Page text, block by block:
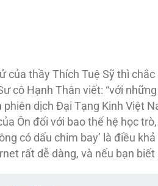
của thầy Thích Tuệ Sỹ thì
cô Hạnh Thân viết: “với
phiên dịch Đại Tạng Kinh Việt
Ôn đối với bao thế hệ học
có dấu chim bay’ là điều
rất dễ dàng, và nếu bạn